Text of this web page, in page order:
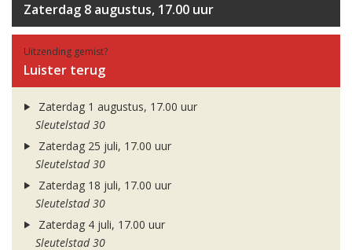
Zaterdag 8 augustus, 17.00 uur
Uitzending gemist?
Luister terug
Zaterdag 1 augustus, 17.00 uur
Sleutelstad 30
Zaterdag 25 juli, 17.00 uur
Sleutelstad 30
Zaterdag 18 juli, 17.00 uur
Sleutelstad 30
Zaterdag 4 juli, 17.00 uur
Sleutelstad 30